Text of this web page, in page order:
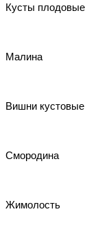
Кусты плодовые
Малина
Вишни кустовые
Смородина
Жимолость